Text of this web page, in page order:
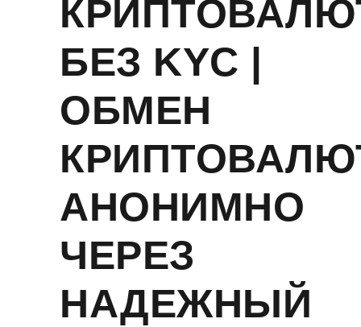
БЕЗ KYC |
ОБМЕН
АНОНИМНО
ЧЕРЕЗ
НАДЕЖНЫЙ